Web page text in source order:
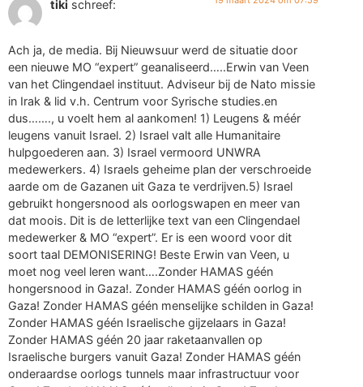
tiki schreef:
Ach ja, de media. Bij Nieuwsuur werd de situatie door
een nieuwe MO “expert” geanaliseerd…..Erwin van Veen
van het Clingendael instituut. Adviseur bij de Nato missie
in Irak & lid v.h. Centrum voor Syrische studies.en
dus……., u voelt hem al aankomen! 1) Leugens & méér
leugens vanuit Israel. 2) Israel valt alle Humanitaire
hulpgoederen aan. 3) Israel vermoord UNWRA
medewerkers. 4) Israels geheime plan der verschroeide
aarde om de Gazanen uit Gaza te verdrijven.5) Israel
gebruikt hongersnood als oorlogswapen en meer van
dat moois. Dit is de letterlijke text van een Clingendael
medewerker & MO “expert”. Er is een woord voor dit
soort taal DEMONISERING! Beste Erwin van Veen, u
moet nog veel leren want….Zonder HAMAS géén
hongersnood in Gaza!. Zonder HAMAS géén oorlog in
Gaza! Zonder HAMAS géén menselijke schilden in Gaza!
Zonder HAMAS géén Israelische gijzelaars in Gaza!
Zonder HAMAS géén 20 jaar raketaanvallen op
Israelische burgers vanuit Gaza! Zonder HAMAS géén
onderaardse oorlogs tunnels maar infrastructuur voor